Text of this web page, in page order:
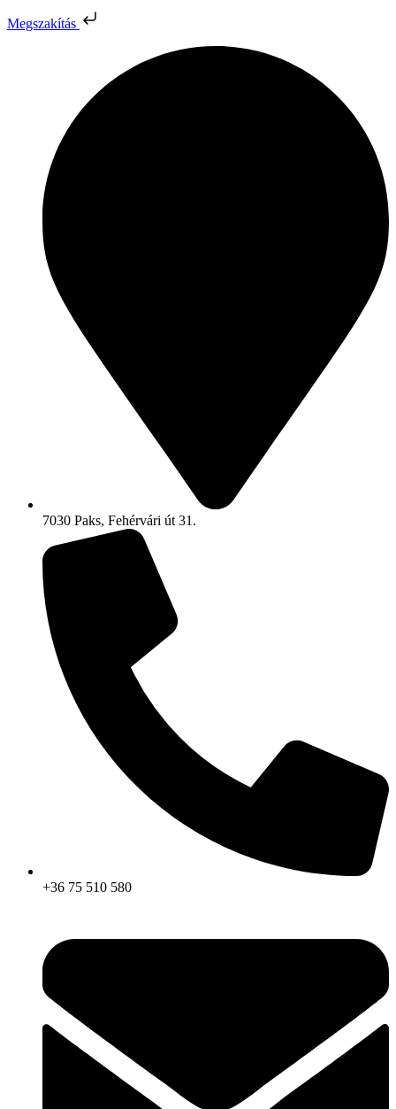
Megszakítás
7030 Paks, Fehérvári út 31.
+36 75 510 580